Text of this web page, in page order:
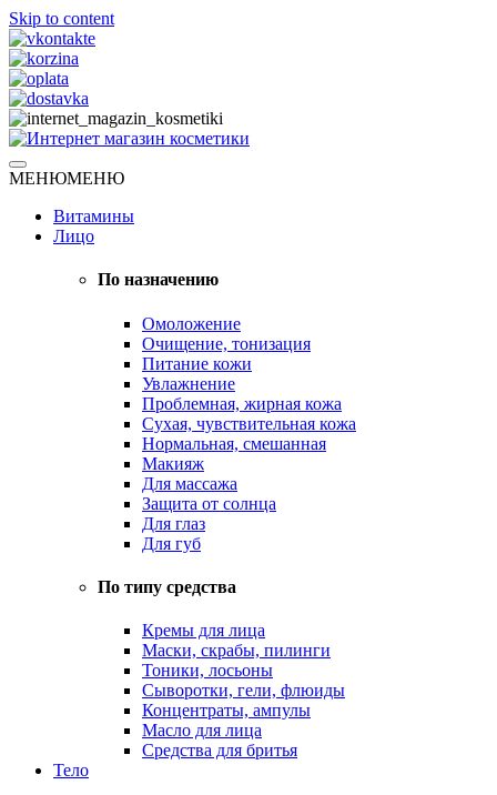
Skip to content
Интернет магазин косметики
Натуральная косметика
МЕНЮМЕНЮ
Витамины
Лицо
По назначению
Омоложение
Очищение, тонизация
Питание кожи
Увлажнение
Проблемная, жирная кожа
Сухая, чувствительная кожа
Нормальная, смешанная
Макияж
Для массажа
Защита от солнца
Для глаз
Для губ
По типу средства
Кремы для лица
Маски, скрабы, пилинги
Тоники, лосьоны
Сыворотки, гели, флюиды
Концентраты, ампулы
Масло для лица
Средства для бритья
Тело